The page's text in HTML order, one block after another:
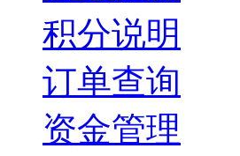
积分说明
订单查询
资金管理